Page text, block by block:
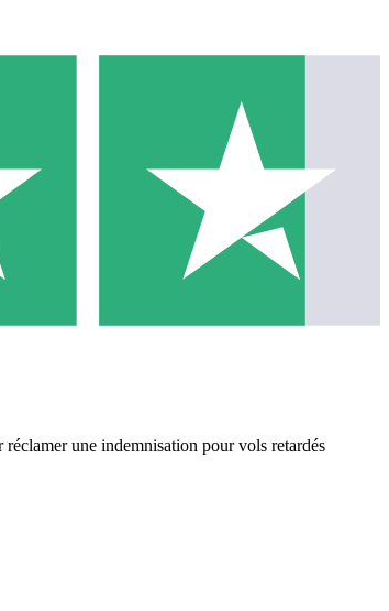
une indemnisation pour vols retardés